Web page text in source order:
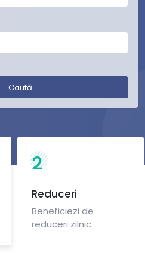
Caută
2
Reduceri
Beneficiezi de
reduceri zilnic.